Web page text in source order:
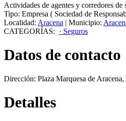
Actividades de agentes y corredores de
Tipo: Empresa ( Sociedad de
Localidad: Aracena | Municipio:
CATEGORÍAS: · Seguros
Datos de contacto
Dirección: Plaza Marquesa de
Detalles